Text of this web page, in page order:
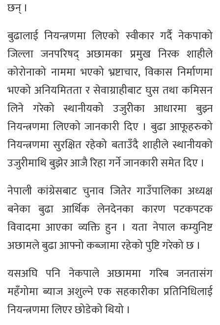
छन् ।
बुढालाई नियन्त्रणमा लिएको स्वीकार गर्दै नेकपाको
जिल्ला जनपरिषद् अछामका प्रमुख निरक शाहीले
कोरोनाको नाममा भएको भ्रष्टाचार, विकास निर्माणमा
भएको अनियमितता र सेवाग्राहीबाट घुस तथा कमिसन
लिने गरेको स्थानीयको उजुरीका आधारमा बुझ्न
नियन्त्रणमा लिएको जानकारी दिए । बुढा आफूहरुको
नियन्त्रणमा सुरक्षित रहेको बताउँदै शाहीले स्थानीयको
उजुरीमाथि बुझेर आजै रिहा गर्ने जानकारी समेत दिए ।
नेपाली कांग्रेसबाट चुनाव जितेर गाउँपालिका अध्यक्ष
बनेका बुढा आर्थिक लेनदेनका कारण पटकपटक
विवादमा आएका व्यक्ति हुन । यता नेपाल कम्युनिष्ट
अछामले बुढा आफ्नो कब्जामा रहेको पुष्टि गरेको छ ।
यसअघि पनि नेकपाले अछाममा गरिब जनतासंग
महँगोमा ब्याज अशुल्ने एक सहकारीका प्रतिनिधिलाई
नियन्त्रणमा लिएर छोडेको थियो ।